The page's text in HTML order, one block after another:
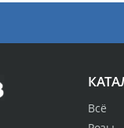
Всё